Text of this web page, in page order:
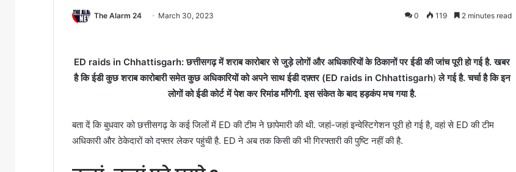
The Alarm 24 March 30, 2023 0 119 2 minutes read
ED raids in Chhattisgarh: छत्तीसगढ़ में शराब कारोबार से जुड़े लोगों और अधिकारियों के ठिकानों पर ईडी की जांच पूरी हो गई है. खबर
है कि ईडी कुछ शराब कारोबारी समेत कुछ अधिकारियों को अपने साथ ईडी दफ़्तर (ED raids in Chhattisgarh)ले गई है. चर्चा है कि इन
लोगों को ईडी कोर्ट में पेश कर रिमांड माँगेगी. इस संकेत के बाद हड़कंप मच गया है.
बता दें कि बुधवार को छत्तीसगढ़ के कई जिलों में ED की टीम ने छापेमारी की थी. जहां-जहां इन्वेस्टिगेशन पूरी हो गई है, वहां से ED की टीम
अधिकारी और ठेकेदारों को दफ्तर लेकर पहुंची है. ED ने अब तक किसी की भी गिरफ्तारी की पुष्टि नहीं की है.